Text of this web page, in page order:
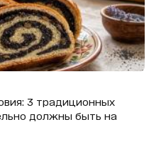
3 традиционных
должны быть на